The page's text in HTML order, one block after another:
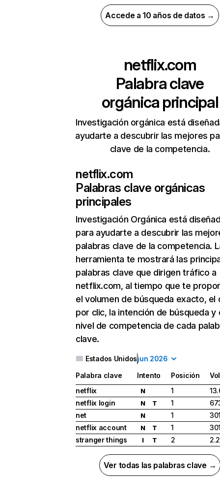
Accede a 10 años de datos →
netflix.com
Palabra clave
orgánica principal
Investigación orgánica está
ayudarte a descubrir las mejores
clave de la competencia.
netflix.com
Palabras clave orgánicas
principales
Investigación Orgánica está
para ayudarte a descubrir las
palabras clave de la competencia.
herramienta te mostrará las
palabras clave que dirigen tráfico a
netflix.com, al tiempo que te
el volumen de búsqueda exacto, el
por clic, la intención de búsqueda y
nivel de competencia de cada
clave.
Estados Unidosjun 2026
Palabra clave Intento Posición
netflix
N 1
netflix login
N T 1
net
N 1
netflix account
N T 1
stranger things
I T 2
Ver todas las palabras clave →